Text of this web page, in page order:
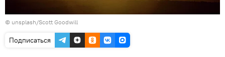
© unsplash/Scott Goodwill
Подписаться